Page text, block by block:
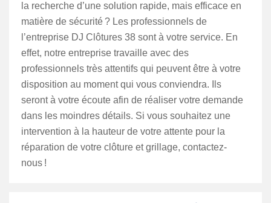
la recherche d’une solution rapide, mais efficace en
matière de sécurité ? Les professionnels de
l’entreprise DJ Clôtures 38 sont à votre service. En
effet, notre entreprise travaille avec des
professionnels très attentifs qui peuvent être à votre
disposition au moment qui vous conviendra. Ils
seront à votre écoute afin de réaliser votre demande
dans les moindres détails. Si vous souhaitez une
intervention à la hauteur de votre attente pour la
réparation de votre clôture et grillage, contactez-
nous !